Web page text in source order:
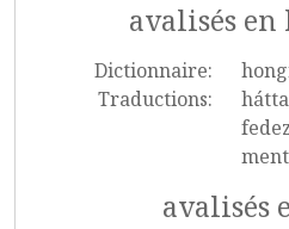
avalisés
Dictionnaire:
Traductions:
avalisés